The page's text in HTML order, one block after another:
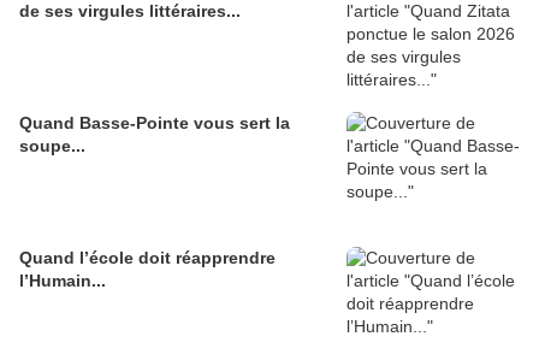
de ses virgules littéraires...
Quand Basse-Pointe vous sert la
soupe...
Quand l’école doit réapprendre
l’Humain...